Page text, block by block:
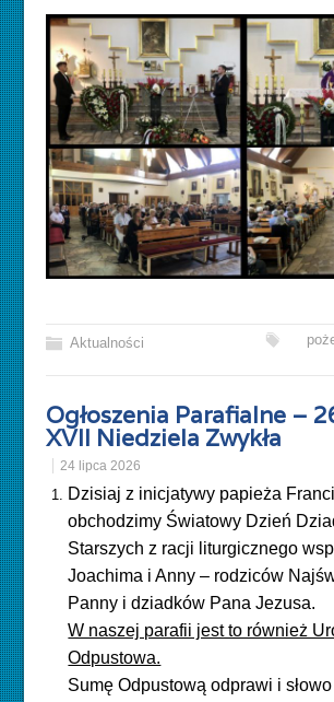
Aktualności
Ogłoszenia Parafialne –
XVII Niedziela Zwykła
24 lipca 2026
Dzisiaj z inicjatywy papieża
obchodzimy Światowy Dzień
Starszych z racji liturgicznego
Joachima i Anny – rodziców
Panny i dziadków Pana Jezusa.
W naszej parafii jest to również
Odpustowa.
Sumę Odpustową odprawi i